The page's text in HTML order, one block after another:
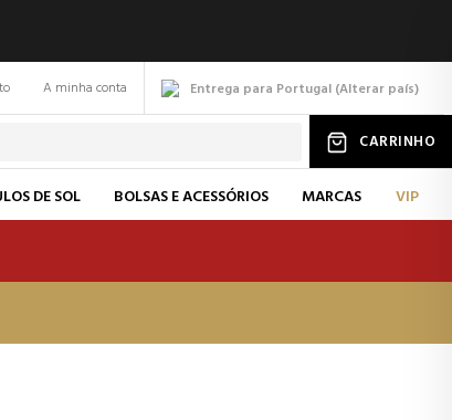
Entrega para Portugal (Alterar país)
A minha conta
CARRINHO
DE SOL BOLSAS E ACESSÓRIOS MARCAS VIP